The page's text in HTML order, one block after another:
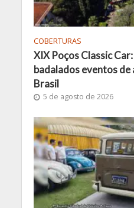
COBERTURAS
XIX Poços Classic
badalados eventos
Brasil
5 de agosto de 2026